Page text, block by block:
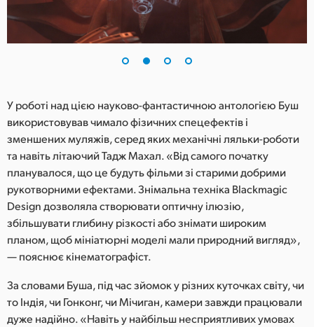
UAE
United States
У роботі над цією науково-фантастичною антологією Буш
використовував чимало фізичних спецефектів і
зменшених муляжів, серед яких механічні ляльки-роботи
та навіть літаючий Тадж Махал. «Від самого початку
планувалося, що це будуть фільми зі старими добрими
рукотворними ефектами. Знімальна техніка Blackmagic
Design дозволяла створювати оптичну ілюзію,
збільшувати глибину різкості або знімати широким
планом, щоб мініатюрні моделі мали природний вигляд»,
— пояснює кінематографіст.
За словами Буша, під час зйомок у різних куточках світу, чи
то Індія, чи Гонконг, чи Мічиган, камери завжди працювали
дуже надійно. «Навіть у найбільш несприятливих умовах